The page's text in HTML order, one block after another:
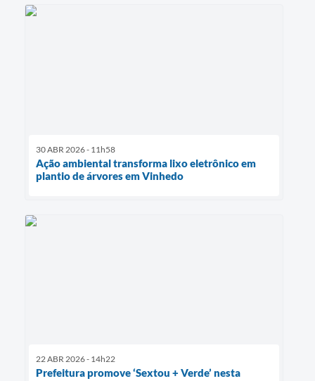
30 ABR 2026 - 11h58
Ação ambiental transforma lixo eletrônico em
plantio de árvores em Vinhedo
22 ABR 2026 - 14h22
Prefeitura promove ‘Sextou + Verde’ nesta